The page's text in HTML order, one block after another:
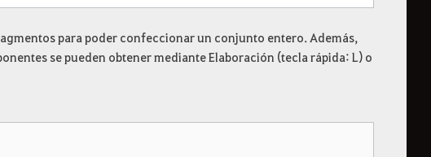
para poder confeccionar un conjunto entero. Además,
se pueden obtener mediante Elaboración (tecla rápida: L) o